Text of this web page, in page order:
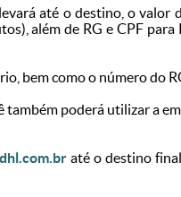
até o destino, o valor
além de RG e CPF para
bem como o número do
poderá utilizar a
até o destino